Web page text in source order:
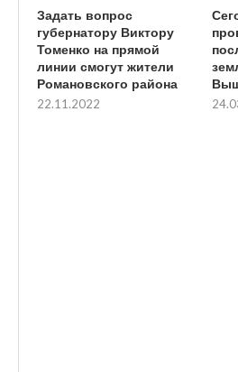
Задать вопрос
губернатору Виктору
Томенко на прямой
линии смогут жители
Романовского района
22.11.2022